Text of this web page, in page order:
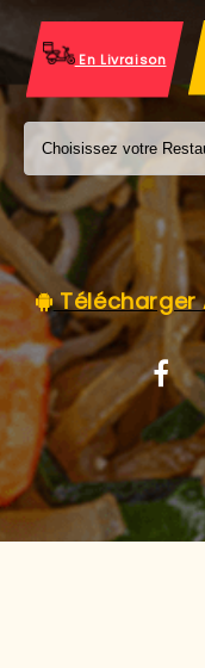
VOS AVIS
MENTIONS
C.G.V
En Livraison
Télécharger